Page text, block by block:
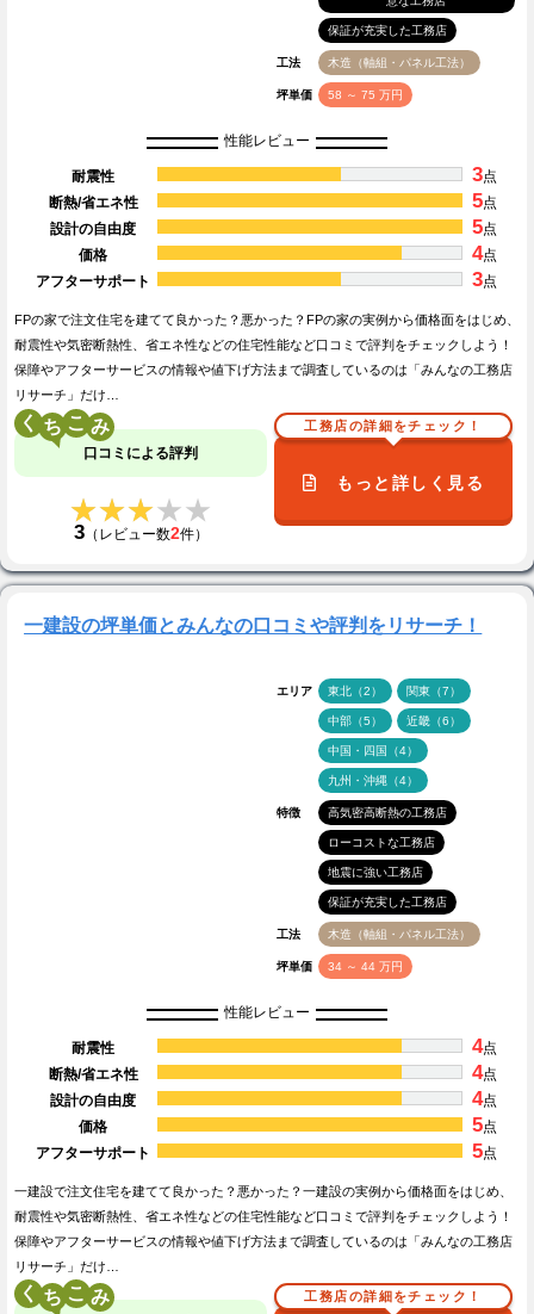
保証が充実した工務店
工法 木造（軸組・パネル工法）
坪単価 58 ～ 75 万円
性能レビュー
耐震性 3点
断熱/省エネ性
5点
設計の自由度
5点
価格
4点
アフターサポート
3点
FPの家で注文住宅を建てて良かった？悪かった？FPの家の実例から価格面をはじめ、
耐震性や気密断熱性、省エネ性などの住宅性能など口コミで評判をチェックしよう！
保障やアフターサービスの情報や値下げ方法まで調査しているのは「みんなの工務店
リサーチ」だけ…
く こ
口コミによる評判
★★★★★
★★★★★
3（レビュー数2件）
工務店の詳細をチェック！
もっと詳しく見る
一建設の坪単価とみんなの口コミや評判をリサーチ！
エリア 東北（2） 関東（7）
中部（5） 近畿（6）
中国・四国（4）
九州・沖縄（4）
特徴 高気密高断熱の工務店
ローコストな工務店
地震に強い工務店
保証が充実した工務店
工法 木造（軸組・パネル工法）
坪単価 34 ～ 44 万円
性能レビュー
耐震性 4点
断熱/省エネ性
4点
設計の自由度
4点
価格
5点
アフターサポート
5点
一建設で注文住宅を建てて良かった？悪かった？一建設の実例から価格面をはじめ、
耐震性や気密断熱性、省エネ性などの住宅性能など口コミで評判をチェックしよう！
保障やアフターサービスの情報や値下げ方法まで調査しているのは「みんなの工務店
リサーチ」だけ…
く こ 工務店の詳細をチェック！